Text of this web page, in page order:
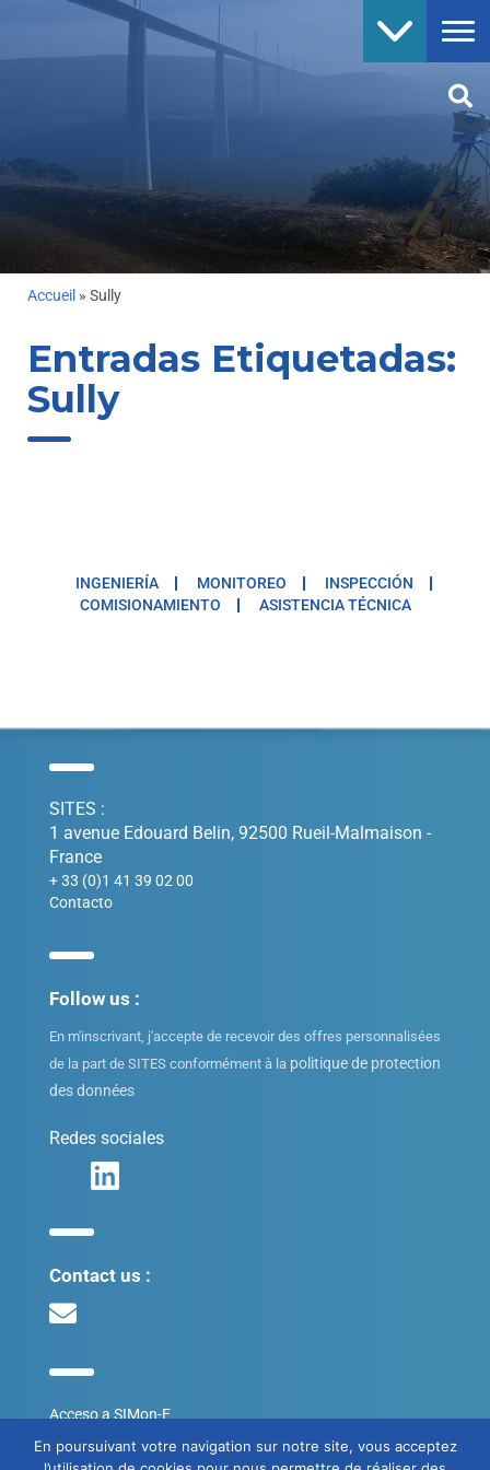
Accueil » Sully
Entradas Etiquetadas:
Sully
INGENIERÍA MONITOREO
INSPECCIÓN
COMISIONAMIENTO
ASISTENCIA TÉCNICA
SITES :
1 avenue Edouard Belin, 92500 Rueil-Malmaison -
France
+ 33 (0)1 41 39 02 00
Contacto
Follow us :
En m'inscrivant, j'accepte de recevoir des offres personnalisées
de la part de SITES conformément à la politique de protection
des données
Redes sociales
Contact us :
Acceso a SIMon-E
En poursuivant votre navigation sur notre site, vous acceptez